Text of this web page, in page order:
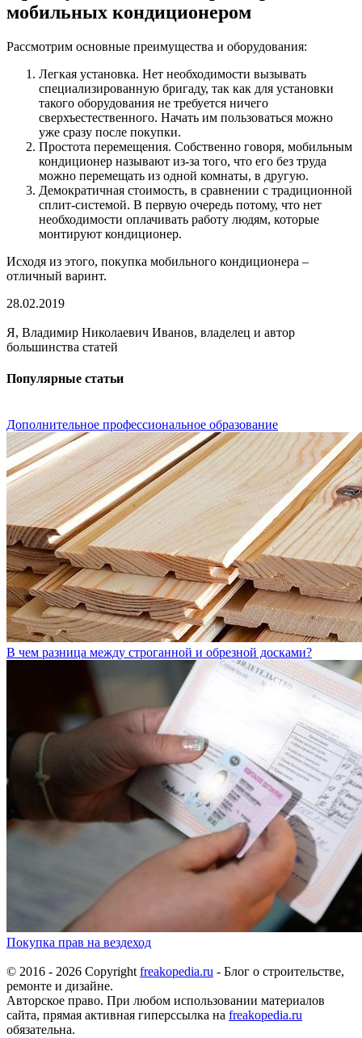
мобильных кондиционером
Рассмотрим основные преимущества и оборудования:
Легкая установка. Нет необходимости вызывать
специализированную бригаду, так как для установки
такого оборудования не требуется ничего
сверхъестественного. Начать им пользоваться можно
уже сразу после покупки.
Простота перемещения. Собственно говоря, мобильным
кондиционер называют из-за того, что его без труда
можно перемещать из одной комнаты, в другую.
Демократичная стоимость, в сравнении с традиционной
сплит-системой. В первую очередь потому, что нет
необходимости оплачивать работу людям, которые
монтируют кондиционер.
Исходя из этого, покупка мобильного кондиционера –
отличный варинт.
28.02.2019
Я, Владимир Николаевич Иванов, владелец и автор
большинства статей
Популярные статьи
Дополнительное профессиональное образование
В чем разница между строганной и обрезной досками?
Покупка прав на вездеход
© 2016 - 2026 Copyright freakopedia.ru - Блог о строительстве,
ремонте и дизайне.
Авторское право. При любом использовании материалов
сайта, прямая активная гиперссылка на freakopedia.ru
обязательна.